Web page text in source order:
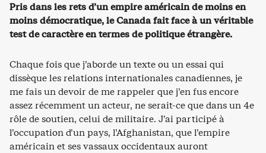
Pris dans les rets d’un empire américain de moins en
moins démocratique, le Canada fait face à un véritable
test de caractère en termes de politique étrangère.
Chaque fois que j’aborde un texte ou un essai qui
dissèque les relations internationales canadiennes, je
me fais un devoir de me rappeler que j’en fus encore
assez récemment un acteur, ne serait-ce que dans un 4e
rôle de soutien, celui de militaire. J’ai participé à
l’occupation d’un pays, l’Afghanistan, que l’empire
américain et ses vassaux occidentaux auront